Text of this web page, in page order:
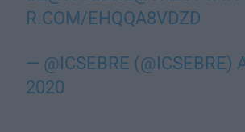
R.COM/EHQQA8VDZD
— @ICSEBRE (@ICSEBRE)
2020